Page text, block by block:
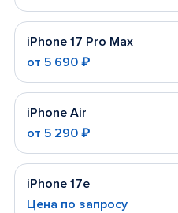
iPhone 17 Pro Max
от 5 690 ₽
iPhone Air
от 5 290 ₽
iPhone 17e
Цена по запросу